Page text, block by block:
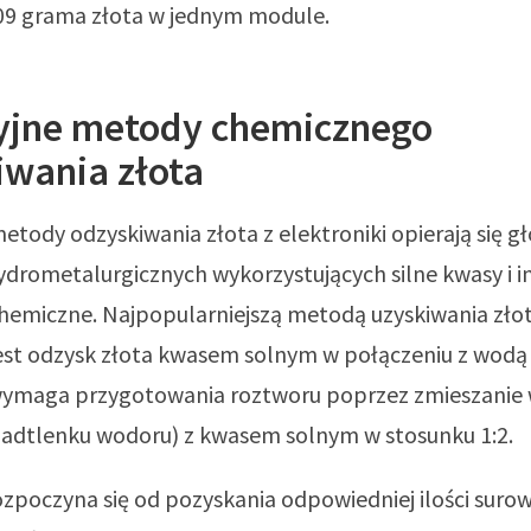
grama złota w jednym module.
metody chemicznego
złota
odzyskiwania złota z elektroniki opierają się
wykorzystujących silne kwasy i
Najpopularniejszą metodą uzyskiwania
odzysk złota kwasem solnym w połączeniu z
przygotowania roztworu poprzez zmieszanie
wodoru) z kwasem solnym w stosunku 1:2.
się od pozyskania odpowiedniej ilości